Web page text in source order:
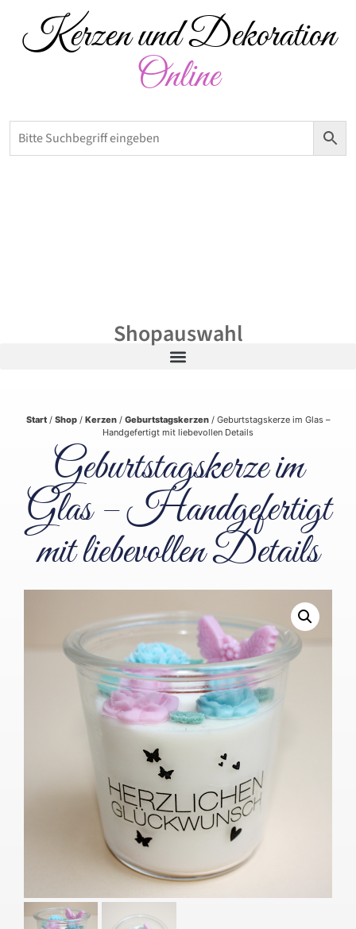
Kerzen und Dekoration
Online
Shopauswahl
Start/ Shop/ Kerzen/ Geburtstagskerzen/ Geburtstagskerze im Glas –
Handgefertigt mit liebevollen Details
Geburtstagskerze im
Glas – Handgefertigt
mit liebevollen Details